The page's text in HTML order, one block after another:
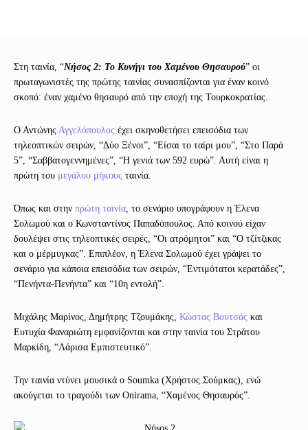
Στη ταινία, “Νήσος 2: Το Κυνήγι του Χαμένου Θησαυρού” οι
πρωταγωνιστές της πρώτης ταινίας συνασπίζονται για έναν κοινό
σκοπό: έναν χαμένο θησαυρό από την εποχή της Τουρκοκρατίας.
Ο Αντώνης Αγγελόπουλος έχει σκηνοθετήσει επεισόδια των
τηλεοπτικών σειρών, “Δύο Ξένοι”, “Είσαι το ταίρι μου”, “Στο Παρά
5”, “Σαββατογεννημένες”, “Η γενιά των 592 ευρώ”. Αυτή είναι η
πρώτη του μεγάλου μήκους ταινία.
Όπως και στην πρώτη ταινία , το σενάριο υπογράφουν η Έλενα
Σολωμού και ο Κωνσταντίνος Παπαδόπουλος. Από κοινού είχαν
δουλέψει στις τηλεοπτικές σειρές, “Οι ατρόμητοι” και “Ο τζίτζικας
και ο μέρμυγκας”. Επιπλέον, η Έλενα Σολωμού έχει γράψει το
σενάριο για κάποια επεισόδια των σειρών, “Εντιμότατοι κερατάδες”,
“Πενήντα-Πενήντα” και “10η εντολή”.
Μιχάλης Μαρίνος, Δημήτρης Τζουμάκης, Κώστας Βουτσάς και
Ευτυχία Φαναριώτη εμφανίζονται και στην ταινία του Στράτου
Μαρκίδη, “Λάρισα Εμπιστευτικό”.
Την ταινία ντύνει μουσικά ο Soumka (Χρήστος Σούμκας), ενώ
ακούγεται το τραγούδι των Onirama, “Χαμένος Θησαυρός”.